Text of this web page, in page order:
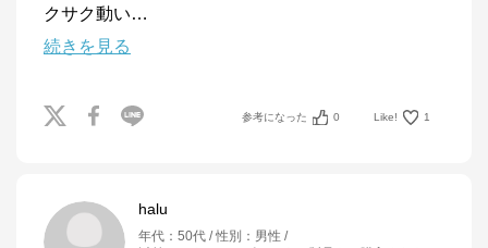
クサク動い…
続きを見る
参考になった 0 Like! 1
halu
年代 ： 50代 性別 ： 男性